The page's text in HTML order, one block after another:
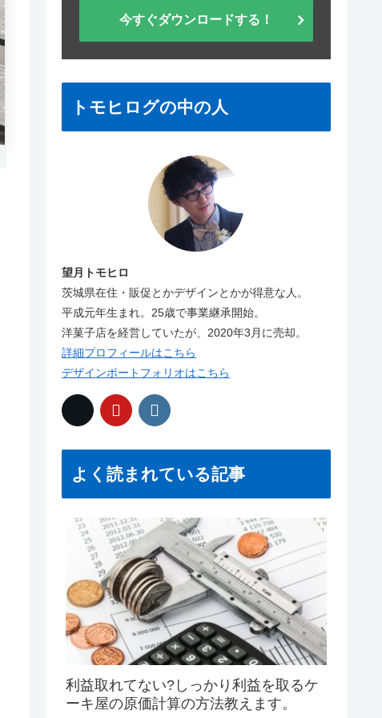
今すぐダウンロードする！
トモヒログの中の人
望月トモヒロ
茨城県在住・販促とかデザインとかが得意な人。
平成元年生まれ。25歳で事業継承開始。
洋菓子店を経営していたが、2020年3月に売却。
詳細プロフィールはこちら
デザインポートフォリオはこちら
よく読まれている記事
利益取れてない?しっかり利益を取るケ
ーキ屋の原価計算の方法教えます。